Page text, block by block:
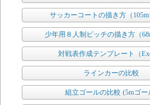
サッカーコートの描き方（
少年用８人制ピッチの描き方（
対戦表作成テンプレート（
ラインカーの比較
組立ゴールの比較 (5mゴー